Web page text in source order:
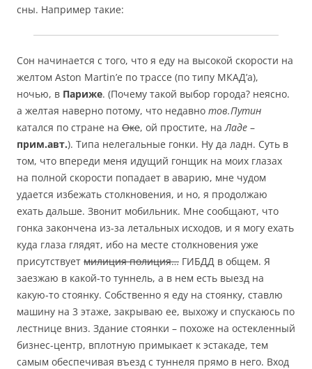
сны. Например такие:
Сон начинается с того, что я еду на высокой скорости на
желтом Aston Martin’е по трассе (по типу МКАД’а),
ночью, в Париже. (Почему такой выбор города? неясно.
а желтая наверно потому, что недавно тов.Путин
катался по стране на Оке, ой простите, наЛаде –
прим.авт.). Типа нелегальные гонки. Ну да ладн. Суть в
том, что впереди меня идущий гонщик на моих глазах
на полной скорости попадает в аварию, мне чудом
удается избежать столкновения, и но, я продолжаю
ехать дальше. Звонит мобильник. Мне сообщают, что
гонка закончена из-за летальных исходов, и я могу ехать
куда глаза глядят, ибо на месте столкновения уже
присутствует милиция полиция… ГИБДД в общем. Я
заезжаю в какой-то туннель, а в нем есть выезд на
какую-то стоянку. Собственно я еду на стоянку, ставлю
машину на 3 этаже, закрываю ее, выхожу и спускаюсь по
лестнице вниз. Здание стоянки – похоже на остекленный
бизнес-центр, вплотную примыкает к эстакаде, тем
самым обеспечивая въезд с туннеля прямо в него. Вход